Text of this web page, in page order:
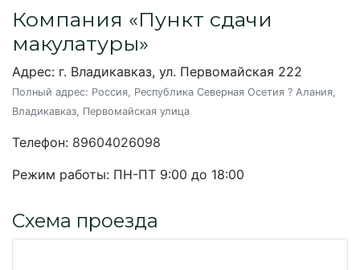
Компания «Пункт сдачи
макулатуры»
Адрес: г. Владикавказ, ул. Первомайская 222
Полный адрес: Россия, Республика Северная Осетия ? Алания,
Владикавказ, Первомайская улица
Телефон: 89604026098
Режим работы: ПН-ПТ 9:00 до 18:00
Схема проезда